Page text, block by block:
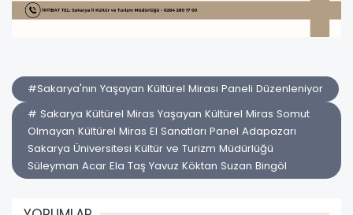
#Sakarya'nın Yaşayan Kültürel Mirası Paneli Düzenleniyor
# Sakarya Kültürel Miras Yaşayan Kültürel Miras Somut
Olmayan Kültürel Miras El Sanatları Panel Adapazarı
Sakarya Üniversitesi Kültür ve Turizm Müdürlüğü
Süleyman Acar Ela Taş Yavuz Köktan Suzan Bingöl